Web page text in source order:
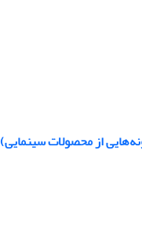
از محصولات سینمایی)